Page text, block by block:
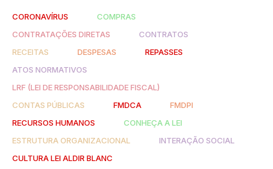
CORONAVÍRUS
COMPRAS
CONTRATAÇÕES DIRETAS
CONTRATOS
RECEITAS
DESPESAS
REPASSES
ATOS NORMATIVOS
LRF (LEI DE RESPONSABILIDADE FISCAL)
CONTAS PÚBLICAS
FMDCA
FMDPI
RECURSOS HUMANOS
CONHEÇA A LEI
ESTRUTURA ORGANIZACIONAL
INTERAÇÃO SOCIAL
CULTURA LEI ALDIR BLANC